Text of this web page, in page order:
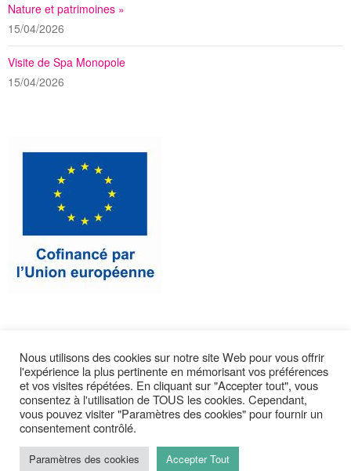
Nature et patrimoines »
15/04/2026
Visite de Spa Monopole
15/04/2026
CONTACTEZ-NOUS
Nous utilisons des cookies sur notre site Web pour vous offrir
l'expérience la plus pertinente en mémorisant vos préférences
et vos visites répétées. En cliquant sur "Accepter tout", vous
consentez à l'utilisation de TOUS les cookies. Cependant,
vous pouvez visiter "Paramètres des cookies" pour fournir un
consentement contrôlé.
Paramètres des cookies Accepter Tout